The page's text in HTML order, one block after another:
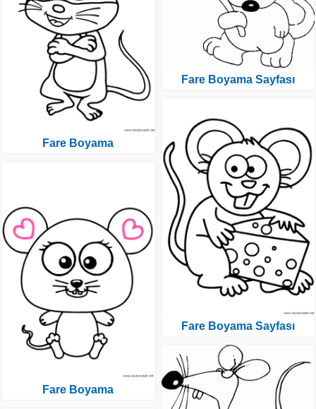
Fare Boyama
Fare Boyama
Fare Boyama Sayfası
Fare Boyama Sayfası